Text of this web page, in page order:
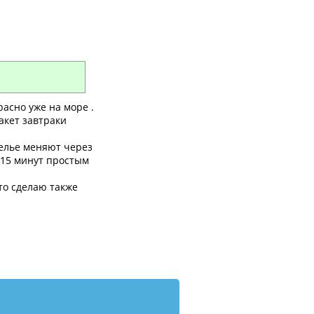
уже на море .
завтраки
меняют через
минут простым
сделаю также